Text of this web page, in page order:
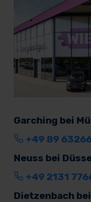
Garching bei
+49 89
Neuss bei
+49 2131
Dietzenbach